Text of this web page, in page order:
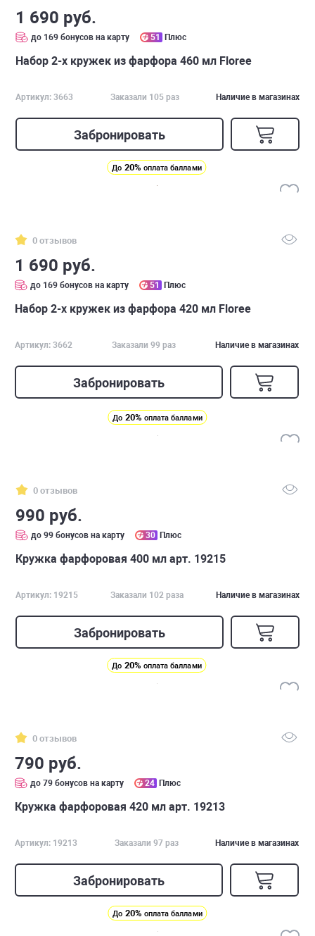
1 690 руб.
до 169 бонусов на карту 51 Плюс
Набор 2-х кружек из фарфора 460 мл Floree
Артикул: 3663 Заказали 105 раз Наличие в магазинах
Забронировать
До 20% оплата баллами
0 отзывов
1 690 руб.
до 169 бонусов на карту 51 Плюс
Набор 2-х кружек из фарфора 420 мл Floree
Артикул: 3662 Заказали 99 раз Наличие в магазинах
Забронировать
До 20% оплата баллами
0 отзывов
990 руб.
до 99 бонусов на карту 30 Плюс
Кружка фарфоровая 400 мл арт. 19215
Артикул: 19215 Заказали 102 раза Наличие в магазинах
Забронировать
До 20% оплата баллами
0 отзывов
790 руб.
до 79 бонусов на карту 24 Плюс
Кружка фарфоровая 420 мл арт. 19213
Артикул: 19213 Заказали 97 раз Наличие в магазинах
Забронировать
До 20% оплата баллами